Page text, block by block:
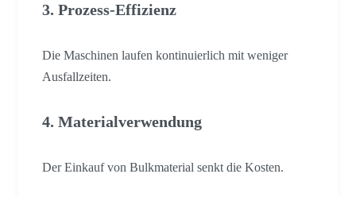
3. Prozess-Effizienz
Die Maschinen laufen kontinuierlich mit weniger
Ausfallzeiten.
4. Materialverwendung
Der Einkauf von Bulkmaterial senkt die Kosten.